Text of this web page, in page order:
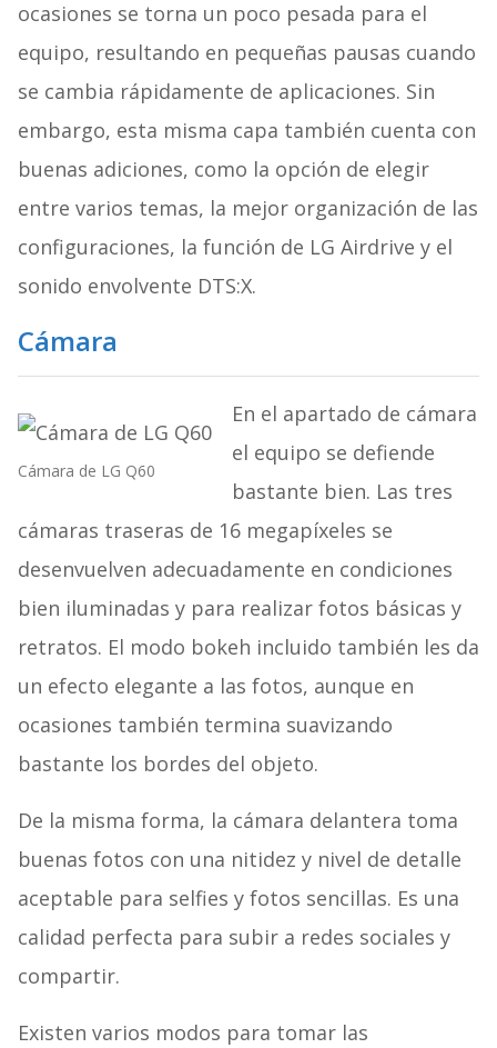
ocasiones se torna un poco pesada para el
equipo, resultando en pequeñas pausas cuando
se cambia rápidamente de aplicaciones. Sin
embargo, esta misma capa también cuenta con
buenas adiciones, como la opción de elegir
entre varios temas, la mejor organización de las
configuraciones, la función de LG Airdrive y el
sonido envolvente DTS:X.
Cámara
Cámara de LG Q60
En el apartado de cámara
el equipo se defiende
bastante bien. Las tres
cámaras traseras de 16 megapíxeles se
desenvuelven adecuadamente en condiciones
bien iluminadas y para realizar fotos básicas y
retratos. El modo bokeh incluido también les da
un efecto elegante a las fotos, aunque en
ocasiones también termina suavizando
bastante los bordes del objeto.
De la misma forma, la cámara delantera toma
buenas fotos con una nitidez y nivel de detalle
aceptable para selfies y fotos sencillas. Es una
calidad perfecta para subir a redes sociales y
compartir.
Existen varios modos para tomar las